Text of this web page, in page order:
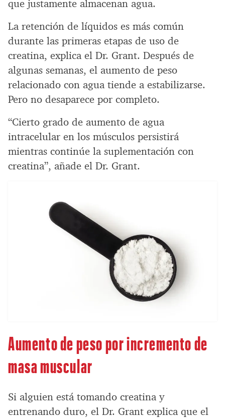
que justamente almacenan agua.
La retención de líquidos es más común
durante las primeras etapas de uso de
creatina, explica el Dr. Grant. Después de
algunas semanas, el aumento de peso
relacionado con agua tiende a estabilizarse.
Pero no desaparece por completo.
“Cierto grado de aumento de agua
intracelular en los músculos persistirá
mientras continúe la suplementación con
creatina”, añade el Dr. Grant.
Aumento de peso por incremento de
masa muscular
Si alguien está tomando creatina y
entrenando duro, el Dr. Grant explica que el